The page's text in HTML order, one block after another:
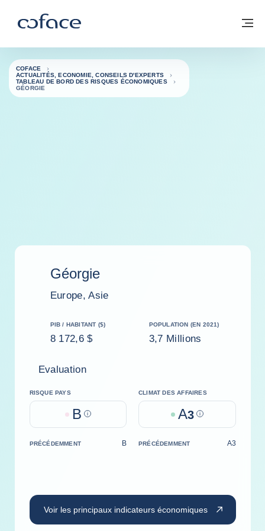
Coface, for Trade - Page d'accueil Groupe Coface
Retour à la page d'accueil
COFACE
ACTUALITÉS, ECONOMIE, CONSEILS D'EXPERTS
TABLEAU DE BORD DES RISQUES ÉCONOMIQUES
GÉORGIE
Géorgie
Europe, Asie
PIB / HABITANT ($)
8 172,6 $
POPULATION (EN 2021)
3,7 Millions
Evaluation
RISQUE PAYS
B Help
CLIMAT DES AFFAIRES
A3 Help
PRÉCÉDEMMENT B PRÉCÉDEMMENT A3
Voir les principaux indicateurs économiques